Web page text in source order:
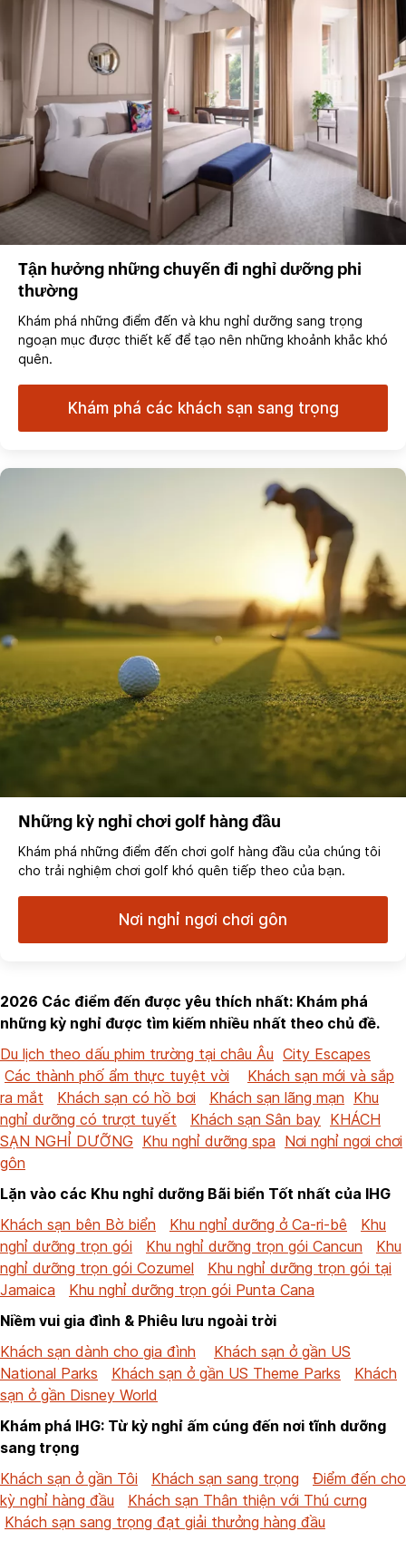
Tận hưởng những chuyến đi nghỉ dưỡng phi
thường
Khám phá những điểm đến và khu nghỉ dưỡng sang trọng
ngoạn mục được thiết kế để tạo nên những khoảnh khắc khó
quên.
Khám phá các khách sạn sang trọng
Những kỳ nghỉ chơi golf hàng đầu
Khám phá những điểm đến chơi golf hàng đầu của chúng tôi
cho trải nghiệm chơi golf khó quên tiếp theo của bạn.
Nơi nghỉ ngơi chơi gôn
2026 Các điểm đến được yêu thích nhất: Khám phá
những kỳ nghỉ được tìm kiếm nhiều nhất theo chủ đề.
Du lịch theo dấu phim trường tại châu Âu City Escapes
Các thành phố ẩm thực tuyệt vời
Khách sạn mới và sắp
ra mắt
Khách sạn có hồ bơi Khách sạn lãng mạn Khu
nghỉ dưỡng có trượt tuyết
Khách sạn Sân bay KHÁCH
SẠN NGHỈ DƯỠNG Khu nghỉ dưỡng spa Nơi nghỉ ngơi chơi
gôn
Lặn vào các Khu nghỉ dưỡng Bãi biển Tốt nhất của IHG
Khách sạn bên Bờ biển
Khu nghỉ dưỡng ở Ca-ri-bê
Khu
nghỉ dưỡng trọn gói
Khu nghỉ dưỡng trọn gói Cancun
Khu
nghỉ dưỡng trọn gói Cozumel
Khu nghỉ dưỡng trọn gói tại
Jamaica
Khu nghỉ dưỡng trọn gói Punta Cana
Niềm vui gia đình & Phiêu lưu ngoài trời
Khách sạn dành cho gia đình
Khách sạn ở gần US
National Parks
Khách sạn ở gần US Theme Parks
Khách
sạn ở gần Disney World
Khám phá IHG: Từ kỳ nghỉ ấm cúng đến nơi tĩnh dưỡng
sang trọng
Khách sạn ở gần Tôi
Khách sạn sang trọng
Điểm đến cho
kỳ nghỉ hàng đầu
Khách sạn Thân thiện với Thú cưng
Khách sạn sang trọng đạt giải thưởng hàng đầu